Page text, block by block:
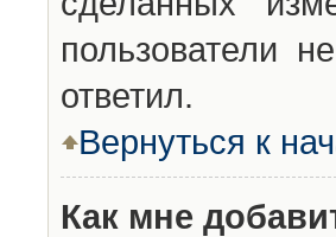
пользователи
ответил.
Вернуться к
Как мне